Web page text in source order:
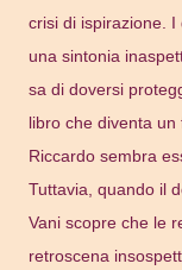
crisi di ispirazione.
una sintonia
sa di doversi
libro che diventa un
Riccardo sembra
Tuttavia, quando il
Vani scopre che le
retroscena